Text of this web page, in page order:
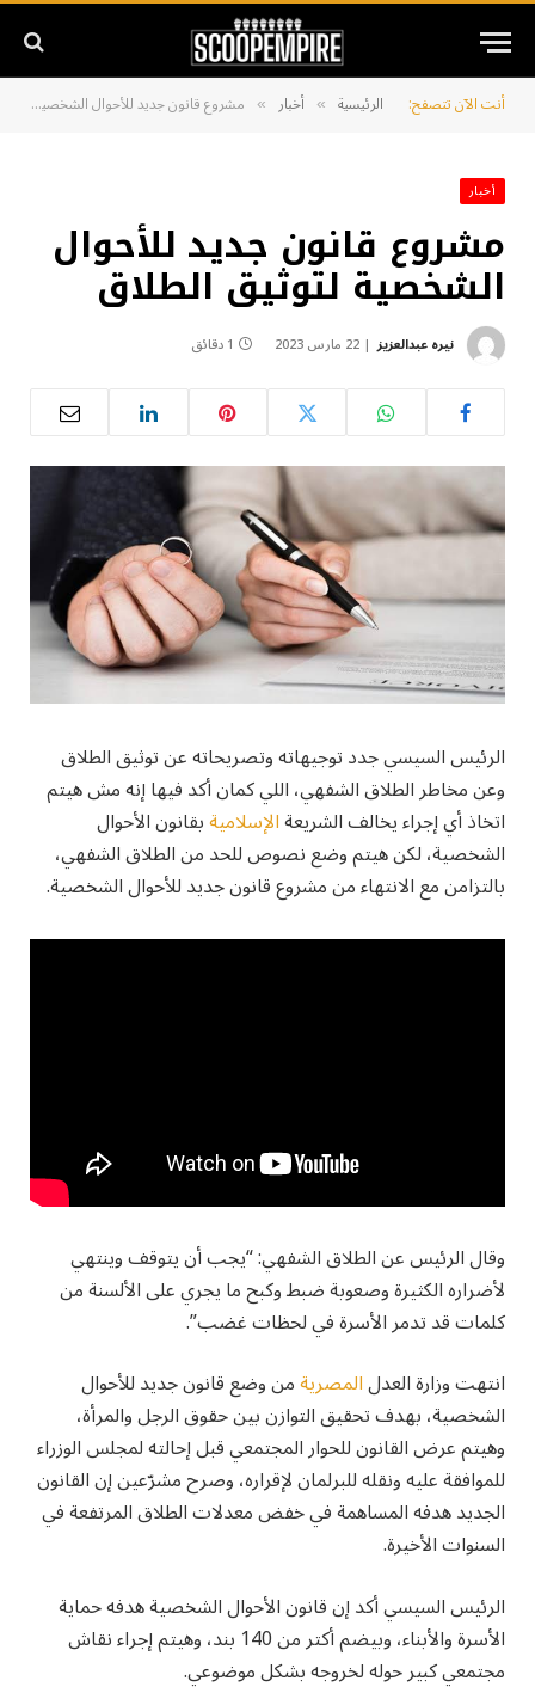
أنت الآن تتصفح: الرئيسية » أخبار » مشروع قانون جديد للأحوال الشخصية لتوثيق الطلاق
أخبار
مشروع قانون جديد للأحوال
الشخصية لتوثيق الطلاق
نيره عبدالعزيز 22 مارس 2023 1 دقائق
الرئيس السيسي جدد توجيهاته وتصريحاته عن توثيق الطلاق
وعن مخاطر الطلاق الشفهي، اللي كمان أكد فيها إنه مش هيتم
اتخاذ أي إجراء يخالف الشريعةالإسلاميةبقانون الأحوال
الشخصية، لكن هيتم وضع نصوص للحد من الطلاق الشفهي،
بالتزامن مع الانتهاء من مشروع قانون جديد للأحوال الشخصية.
وقال الرئيس عن الطلاق الشفهي: “يجب أن يتوقف وينتهي
لأضراره الكثيرة وصعوبة ضبط وكبح ما يجري على الألسنة من
كلمات قد تدمر الأسرة في لحظات غضب”.
انتهت وزارة العدلالمصريةمن وضع قانون جديد للأحوال
الشخصية، بهدف تحقيق التوازن بين حقوق الرجل والمرأة،
وهيتم عرض القانون للحوار المجتمعي قبل إحالته لمجلس الوزراء
للموافقة عليه ونقله للبرلمان لإقراره، وصرح مشرّعين إن القانون
الجديد هدفه المساهمة في خفض معدلات الطلاق المرتفعة في
السنوات الأخيرة.
الرئيس السيسي أكد إن قانون الأحوال الشخصية هدفه حماية
الأسرة والأبناء، وبيضم أكتر من 140 بند، وهيتم إجراء نقاش
مجتمعي كبير حوله لخروجه بشكل موضوعي.